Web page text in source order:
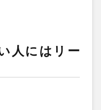
人にはリー